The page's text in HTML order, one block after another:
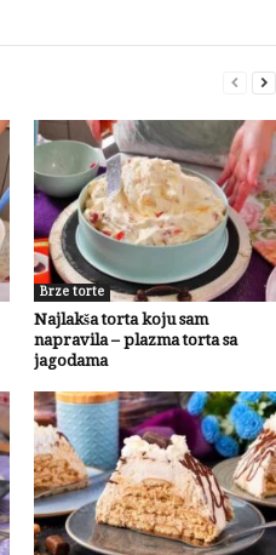
Brze torte
Najlakša torta koju sam
napravila – plazma torta sa
jagodama